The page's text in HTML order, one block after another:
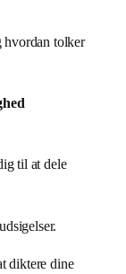
hvordan tolker
til at dele
diktere dine